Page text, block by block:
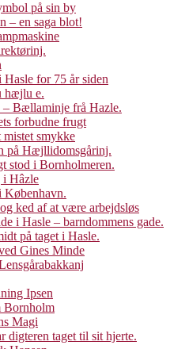
på sin by
– en saga blot!
Hasle for 75 år siden
hæjlu e.
– Bællaminje frå Hazle.
forbudne frugt
smykke
på Hæjllidomsgårinj.
stod i Bornholmeren.
i Hâzle
København.
ked af at være arbejdsløs
i Hasle – barndommens gade.
på taget i Hasle.
Gines Minde
Ipsen
Bornholm
Magi
digteren taget til sit hjerte.